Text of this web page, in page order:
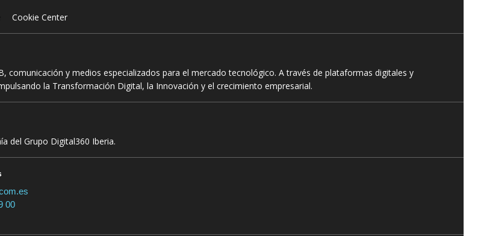
Cookie Center
comunicación y medios especializados para el mercado tecnológico. A través de plataformas digitales y
la Transformación Digital, la Innovación y el crecimiento empresarial.
del Grupo Digital360 Iberia.
00